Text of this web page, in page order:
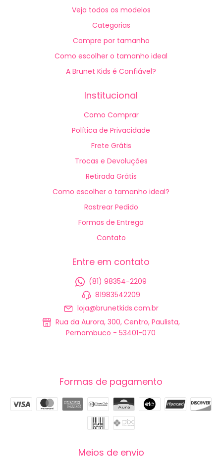
Veja todos os modelos
Categorias
Compre por tamanho
Como escolher o tamanho ideal
A Brunet Kids é Confiável?
Institucional
Como Comprar
Política de Privacidade
Frete Grátis
Trocas e Devoluções
Retirada Grátis
Como escolher o tamanho ideal?
Rastrear Pedido
Formas de Entrega
Contato
Entre em contato
(81) 98354-2209
81983542209
loja@brunetkids.com.br
Rua da Aurora, 300, Centro, Paulista,
Pernambuco - 53401-070
Formas de pagamento
Meios de envio